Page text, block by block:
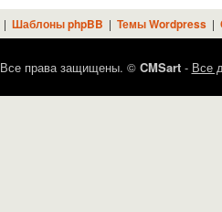
| Шаблоны phpBB | Темы Wordpress|
Все права защищены. © CMSart- Все